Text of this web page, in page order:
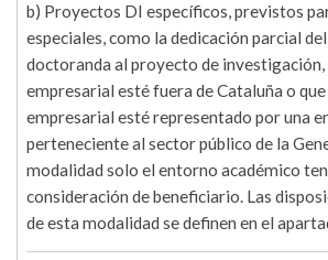
b) Proyectos DI específicos, previstos
especiales, como la dedicación parcial
doctoranda al proyecto de investigación,
empresarial esté fuera de Cataluña o
empresarial esté representado por una
perteneciente al sector público de la
modalidad solo el entorno académico
consideración de beneficiario. Las
de esta modalidad se definen en el